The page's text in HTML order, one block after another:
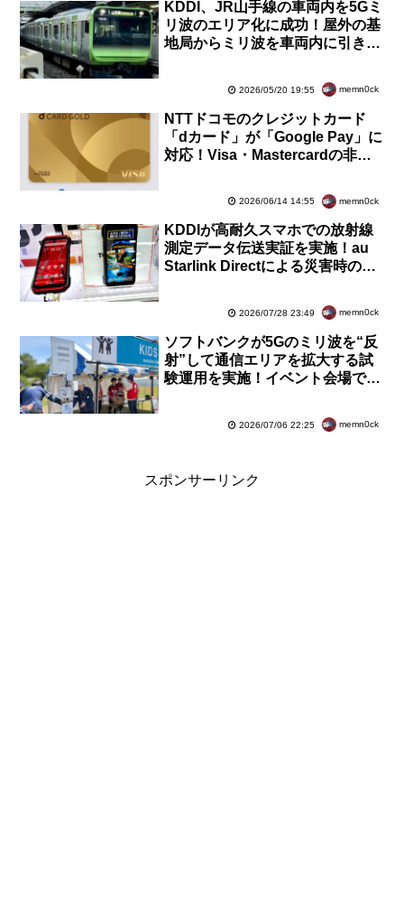
KDDI、JR山手線の車両内を5Gミ
リ波のエリア化に成功！屋外の基
地局からミリ波を車両内に引き込
2026/05/20 19:55 memn0ck
NTTドコモのクレジットカード
「dカード」が「Google Pay」に
対応！Visa・Mastercardの非接
2026/06/14 14:55 memn0ck
KDDIが高耐久スマホでの放射線
測定データ伝送実証を実施！au
Starlink Directによる災害時のモ
2026/07/28 23:49 memn0ck
ソフトバンクが5Gのミリ波を“反
射”して通信エリアを拡大する試
験運用を実施！イベント会場で
2026/07/06 22:25 memn0ck
スポンサーリンク